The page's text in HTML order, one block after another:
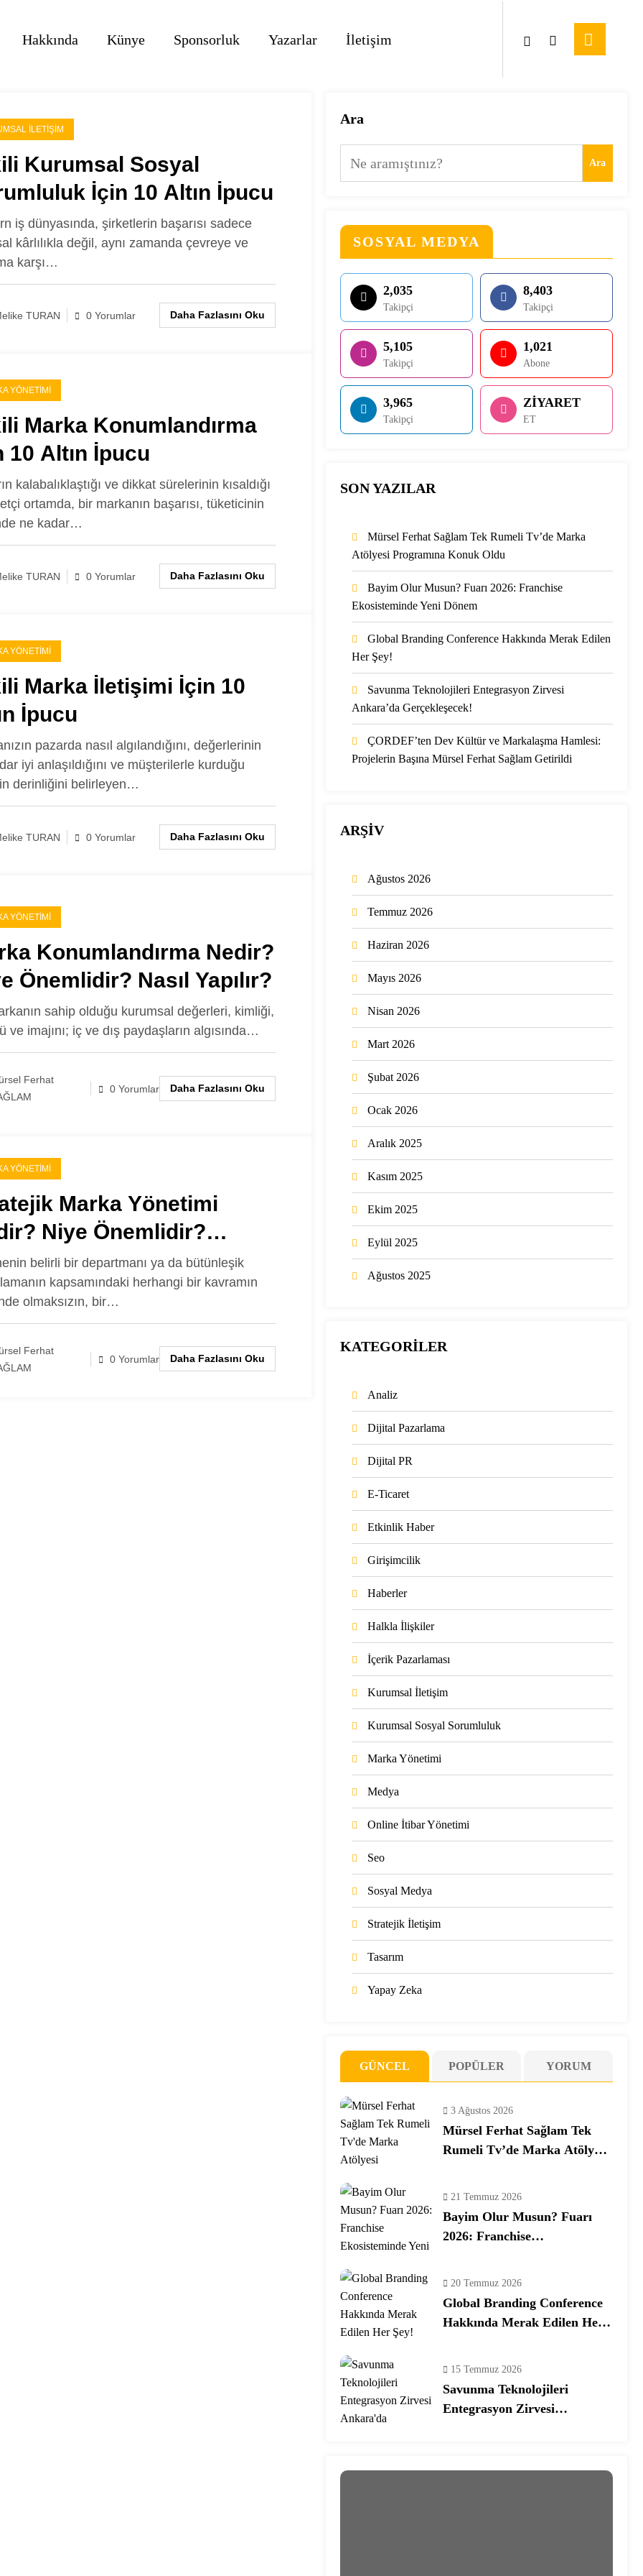
Hakkında Künye Sponsorluk Yazarlar İletişim
İLETIŞIM
Kurumsal Sosyal
İçin 10 Altın İpucu
iş dünyasında, şirketlerin başarısı sadece
kârlılıkla değil, aynı zamanda çevreye ve
karşı…
TURAN 0 Yorumlar Daha Fazlasını Oku
YÖNETIMI
Marka Konumlandırma
10 Altın İpucu
kalabalıklaştığı ve dikkat sürelerinin kısaldığı
ortamda, bir markanın başarısı, tüketicinin
ne kadar…
TURAN 0 Yorumlar Daha Fazlasını Oku
YÖNETIMI
Marka İletişimi İçin 10
İpucu
pazarda nasıl algılandığını, değerlerinin
iyi anlaşıldığını ve müşterilerle kurduğu
derinliğini belirleyen…
TURAN 0 Yorumlar Daha Fazlasını Oku
YÖNETIMI
Konumlandırma Nedir?
Önemlidir? Nasıl Yapılır?
sahip olduğu kurumsal değerleri, kimliği,
ve imajını; iç ve dış paydaşların algısında…
Ferhat
0 Yorumlar Daha Fazlasını Oku
YÖNETIMI
Marka Yönetimi
Niye Önemlidir?
Marka Yönetimi Nasıl
belirli bir departmanı ya da bütünleşik
kapsamındaki herhangi bir kavramın
olmaksızın, bir…
Ferhat
0 Yorumlar Daha Fazlasını Oku
Ara
Ara
SOSYAL MEDYA
2,035
Takipçi
8,403
Takipçi
5,105
Takipçi
1,021
Abone
3,965
Takipçi
ZİYARET
ET
SON YAZILAR
Mürsel Ferhat Sağlam Tek Rumeli Tv’de Marka
Atölyesi Programına Konuk Oldu
Bayim Olur Musun? Fuarı 2026: Franchise
Ekosisteminde Yeni Dönem
Global Branding Conference Hakkında Merak Edilen
Her Şey!
Savunma Teknolojileri Entegrasyon Zirvesi
Ankara’da Gerçekleşecek!
ÇORDEF’ten Dev Kültür ve Markalaşma Hamlesi:
Projelerin Başına Mürsel Ferhat Sağlam Getirildi
ARŞİV
Ağustos 2026
Temmuz 2026
Haziran 2026
Mayıs 2026
Nisan 2026
Mart 2026
Şubat 2026
Ocak 2026
Aralık 2025
Kasım 2025
Ekim 2025
Eylül 2025
Ağustos 2025
KATEGORİLER
Analiz
Dijital Pazarlama
Dijital PR
E-Ticaret
Etkinlik Haber
Girişimcilik
Haberler
Halkla İlişkiler
İçerik Pazarlaması
Kurumsal İletişim
Kurumsal Sosyal Sorumluluk
Marka Yönetimi
Medya
Online İtibar Yönetimi
Seo
Sosyal Medya
Stratejik İletişim
Tasarım
Yapay Zeka
GÜNCEL POPÜLER YORUM
3 Ağustos 2026
Mürsel Ferhat Sağlam Tek
Rumeli Tv’de Marka Atölyesi
21 Temmuz 2026
Bayim Olur Musun? Fuarı
2026: Franchise
20 Temmuz 2026
Global Branding Conference
Hakkında Merak Edilen Her
15 Temmuz 2026
Savunma Teknolojileri
Entegrasyon Zirvesi